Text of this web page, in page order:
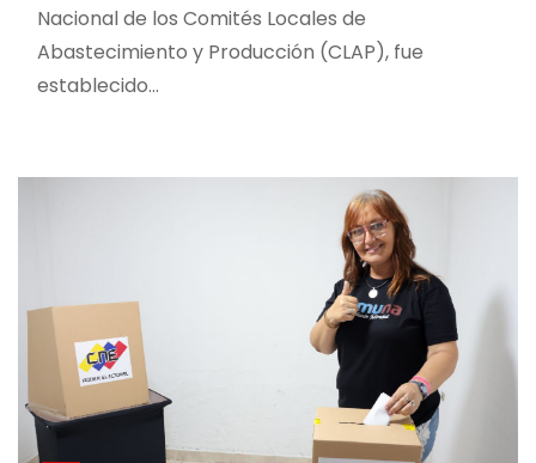
Nacional de los Comités Locales de
Abastecimiento y Producción (CLAP), fue
establecido…